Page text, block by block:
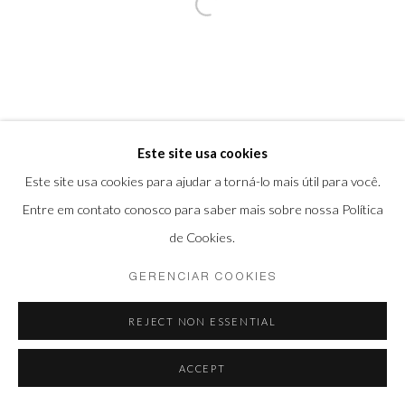
COPYRIGHT © 2026 CASSIA BOMENY
Este site usa cookies
Este site usa cookies para ajudar a torná-lo mais útil para você.
Entre em contato conosco para saber mais sobre nossa Política
de Cookies.
GERENCIAR COOKIES
REJECT NON ESSENTIAL
ACCEPT
ENQUIRE
PARTILHAR